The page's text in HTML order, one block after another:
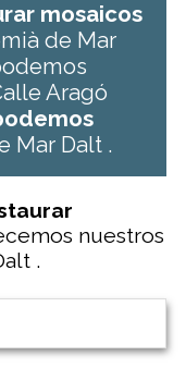
mosaicos
de Mar
Aragó
Mar Dalt .
nuestros
.